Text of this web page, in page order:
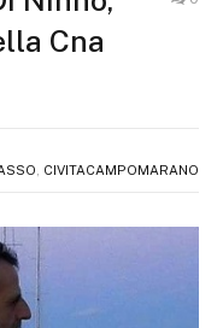
Cna
CIVITACAMPOMARANO